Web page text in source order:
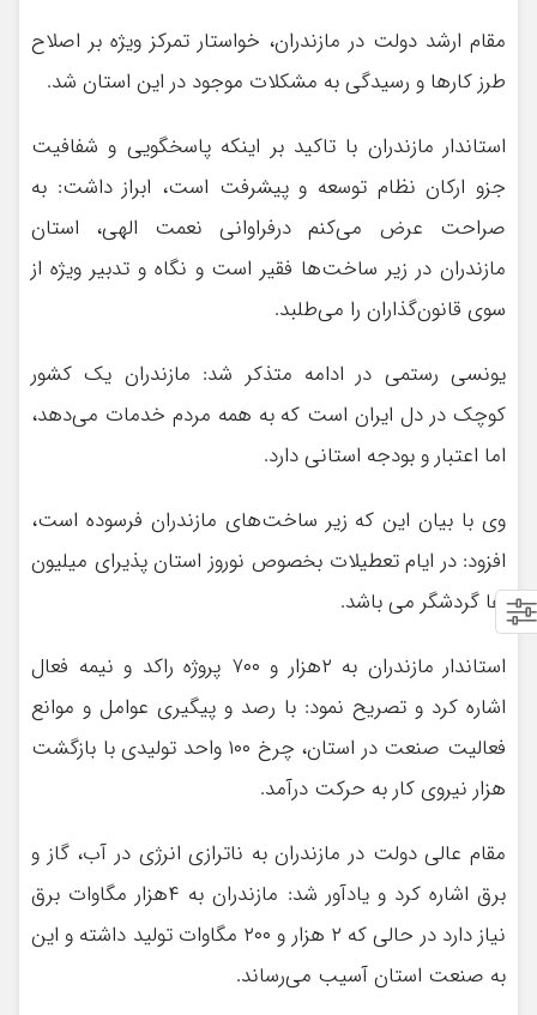
مقام ارشد دولت در مازندران، خواستار تمرکز ویژه‌ بر اصلاح
طرز کارها و رسیدگی به مشکلات موجود در این استان شد.
استاندار مازندران با تاکید بر اینکه پاسخگویی و شفافیت
جزو ارکان نظام توسعه و پیشرفت است، ابراز داشت: به
صراحت عرض می‌کنم درفراوانی نعمت الهی، استان
مازندران در زیر ساخت‌ها فقیر است و نگاه و تدبیر ویژه از
سوی قانون‌گذاران را می‌طلبد.
یونسی رستمی در ادامه متذکر شد: مازندران یک کشور
کوچک در دل ایران است که به همه مردم خدمات می‌دهد،
اما اعتبار و بودجه استانی دارد.
وی با بیان این که زیر ساخت‌های مازندران فرسوده است،
افزود: در ایام تعطیلات بخصوص نوروز استان پذیرای میلیون
ها گردشگر می باشد.
استاندار مازندران به ۲هزار و ۷۰۰ پروژه راکد و نیمه فعال
اشاره کرد و تصریح نمود: با رصد و پیگیری عوامل و موانع
فعالیت صنعت در استان، چرخ ۱۰۰ واحد تولیدی با بازگشت
هزار نیروی کار به حرکت درآمد.
مقام عالی دولت در مازندران به ناترازی انرژی در آب، گاز و
برق اشاره کرد و یادآور شد: مازندران به ۴هزار مگاوات برق
نیاز دارد در حالی که ۲ هزار و ۲۰۰ مگاوات تولید داشته و این
به صنعت استان آسیب می‌رساند.